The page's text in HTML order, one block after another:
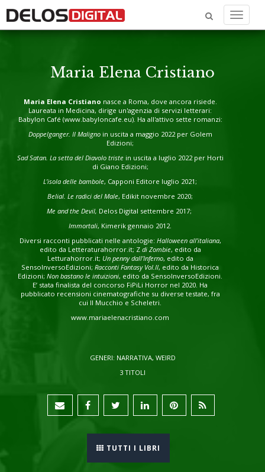
Menu
Maria Elena Cristiano
Maria Elena Cristiano nasce a Roma, dove ancora risiede.
Laureata in Medicina, dirige un'agenzia di servizi letterari:
Babylon Café (www.babyloncafe.eu). Ha all'attivo sette romanzi:
Doppelganger. Il Malignoin uscita a maggio 2022 per Golem
Edizioni;
Sad Satan. La setta del Diavolo tristein uscita a luglio 2022 per Horti
di Giano Edizioni;
L’isola delle bambole, Capponi Editore luglio 2021;
Belial. Le radici del Male, Edikit novembre 2020;
Me and the Devil, Delos Digital settembre 2017;
Immortali, Kimerik gennaio 2012.
Diversi racconti pubblicati nelle antologie: Halloween all’italiana,
edito da Letteraturahorror.it; Zdi Zombie, edito da
Letturahorror.it; Un penny dall’Inferno, edito da
SensoInversoEdizioni; Racconti Fantasy Vol.II, edito da Historica
Edizioni; Non bastano le intuizioni, edito da SensoInversoEdizioni.
E’ stata finalista del concorso FiPiLi Horror nel 2020. Ha
pubblicato recensioni cinematografiche su diverse testate, fra
cui Il Mucchio e Scheletri.
www.mariaelenacristiano.com
GENERI: NARRATIVA, WEIRD
3 TITOLI
TUTTI I LIBRI